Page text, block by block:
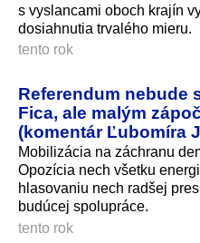
s vyslancami oboch krajín
dosiahnutia trvalého mieru.
tento rok
Referendum nebude
Fica, ale malým
(komentár Ľubomíra
Mobilizácia na záchranu
Opozícia nech všetku
hlasovaniu nech radšej
budúcej spolupráce.
tento rok